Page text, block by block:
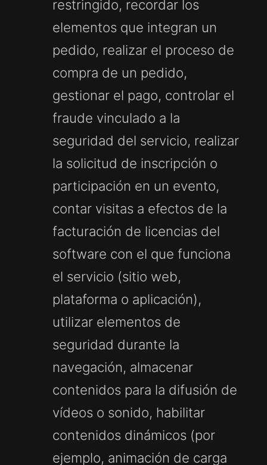
restringido, recordar los
elementos que integran un
pedido, realizar el proceso de
compra de un pedido,
gestionar el pago, controlar el
fraude vinculado a la
seguridad del servicio, realizar
la solicitud de inscripción o
participación en un evento,
contar visitas a efectos de la
facturación de licencias del
software con el que funciona
el servicio (sitio web,
plataforma o aplicación),
utilizar elementos de
seguridad durante la
navegación, almacenar
contenidos para la difusión de
vídeos o sonido, habilitar
contenidos dinámicos (por
ejemplo, animación de carga